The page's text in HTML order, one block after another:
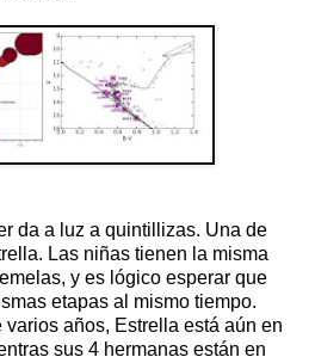
da a luz a quintillizas. Una de
Las niñas tienen la misma
y es lógico esperar que
etapas al mismo tiempo.
años, Estrella está aún en
sus 4 hermanas están en